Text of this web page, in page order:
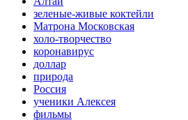
зеленые-живые коктейли
Матрона Московская
холо-творчество
коронавирус
доллар
природа
Россия
ученики Алексея
фильмы